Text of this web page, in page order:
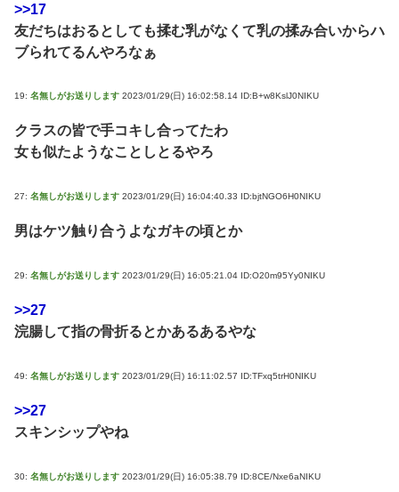
>>17
友だちはおるとしても揉む乳がなくて乳の揉み合いからハ
ブられてるんやろなぁ
19: 名無しがお送りします 2023/01/29(日) 16:02:58.14 ID:B+w8KslJ0NIKU
クラスの皆で手コキし合ってたわ
女も似たようなことしとるやろ
27: 名無しがお送りします 2023/01/29(日) 16:04:40.33 ID:bjtNGO6H0NIKU
男はケツ触り合うよなガキの頃とか
29: 名無しがお送りします 2023/01/29(日) 16:05:21.04 ID:O20m95Yy0NIKU
>>27
浣腸して指の骨折るとかあるあるやな
49: 名無しがお送りします 2023/01/29(日) 16:11:02.57 ID:TFxq5trH0NIKU
>>27
スキンシップやね
30: 名無しがお送りします 2023/01/29(日) 16:05:38.79 ID:8CE/Nxe6aNIKU